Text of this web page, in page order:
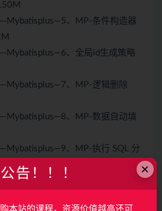
、MP-条件构造器
、全局id生成策略
、MP-逻辑删除
、MP-数据自动填
、MP-执行 SQL 分
、MP-数据安全保
×
公告！！！
本站的课程，资源价值越高还可